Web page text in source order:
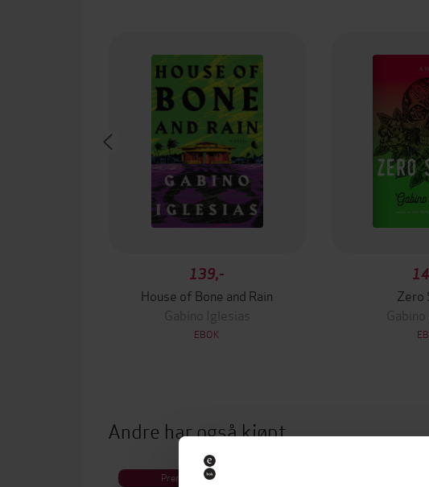
139,-
House of Bone and Rain
Gabino Iglesias
EBOK
Zero
Andre har også kjøpt
Premium